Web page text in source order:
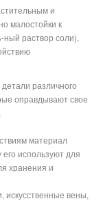
и
малостойки к
ный раствор соли),
различного
оправдывают свое
материал
его используют для
хранения и
искусственные вены,